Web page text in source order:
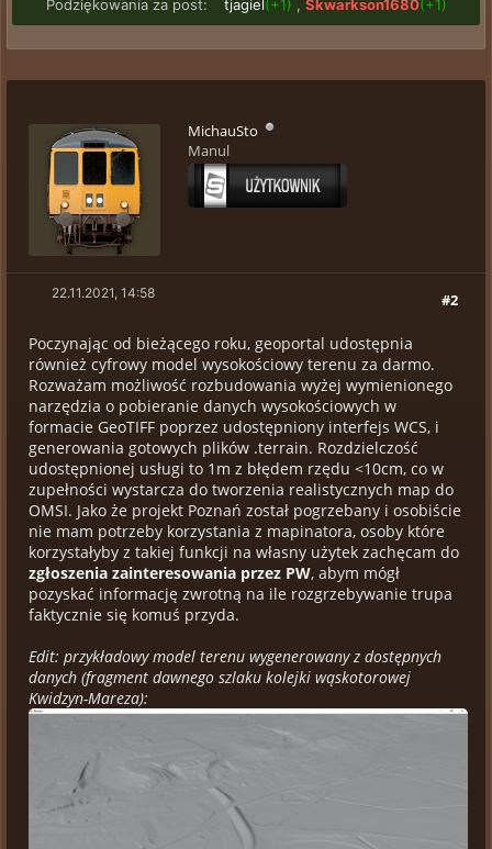
Podziękowania za post: tjagiel(+1) , Skwarkson1680(+1)
MichauSto
Manul
#2
22.11.2021, 14:58
Poczynając od bieżącego roku, geoportal udostępnia
również cyfrowy model wysokościowy terenu za darmo.
Rozważam możliwość rozbudowania wyżej wymienionego
narzędzia o pobieranie danych wysokościowych w
formacie GeoTIFF poprzez udostępniony interfejs WCS, i
generowania gotowych plików .terrain. Rozdzielczość
udostępnionej usługi to 1m z błędem rzędu <10cm, co w
zupełności wystarcza do tworzenia realistycznych map do
OMSI. Jako że projekt Poznań został pogrzebany i osobiście
nie mam potrzeby korzystania z mapinatora, osoby które
korzystałyby z takiej funkcji na własny użytek zachęcam do
zgłoszenia zainteresowania przez PW, abym mógł
pozyskać informację zwrotną na ile rozgrzebywanie trupa
faktycznie się komuś przyda.
Edit: przykładowy model terenu wygenerowany z dostępnych
danych (fragment dawnego szlaku kolejki wąskotorowej
Kwidzyn-Mareza):